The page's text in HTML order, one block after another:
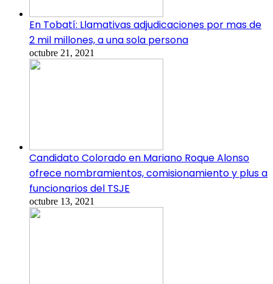
En Tobatí: Llamativas adjudicaciones por mas de
2 mil millones, a una sola persona
octubre 21, 2021
Candidato Colorado en Mariano Roque Alonso
ofrece nombramientos, comisionamiento y plus a
funcionarios del TSJE
octubre 13, 2021